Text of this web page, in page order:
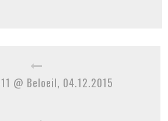
@ Beloeil, 04.12.2015